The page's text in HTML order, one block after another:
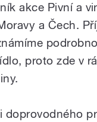
akce Pivní a
a Čech.
proto zde v
doprovodného